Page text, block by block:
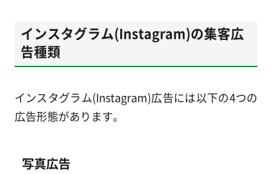
インスタグラム(Instagram)の集客広
告種類
インスタグラム(Instagram)広告には以下の4つの
広告形態があります。
写真広告